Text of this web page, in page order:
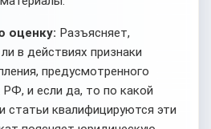
оценку: Разъясняет,
в действиях признаки
предусмотренного
и если да, то по какой
статьи квалифицируются эти